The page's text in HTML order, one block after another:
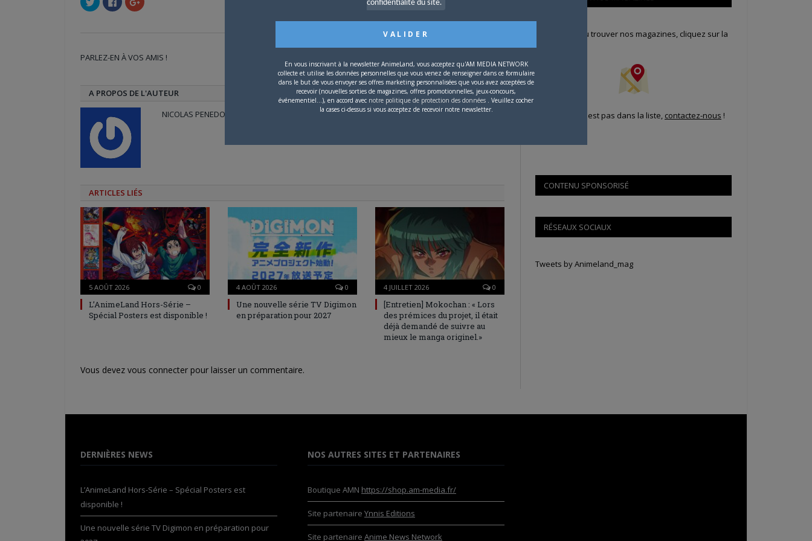
pour
partager
fenêtre)
pour
partager
fenêtre)
pour
nouvelle
PARLEZ-EN À VOS AMIS !
A PROPOS DE L'AUTEUR
NICOLAS PENEDO
ARTICLES LIÉS
5 AOÛT 2026 0
L’AnimeLand Hors-Série –
Spécial Posters est disponible !
4 AOÛT 2026 0
Une nouvelle série TV Digimon
en préparation pour 2027
4 JUILLET 2026 0
[Entretien] Mokochan : « Lors
des prémices du projet, il était
déjà demandé de suivre au
mieux le manga originel.»
Vous devez vous connecter pour laisser un commentaire.
Pour savoir où trouver nos magazines, cliquez sur la
Si votre ville n'est pas dans la liste, contactez-nous !
CONTENU SPONSORISÉ
RÉSEAUX SOCIAUX
Tweets by Animeland_mag
DERNIÈRES NEWS
L’AnimeLand Hors-Série – Spécial Posters est
disponible !
Une nouvelle série TV Digimon en préparation pour
NOS AUTRES SITES ET PARTENAIRES
Boutique AMN https://shop.am-media.fr/
Site partenaire Ynnis Editions
Site partenaire Anime News Network
confidentialité du site.
En vous inscrivant à la newsletter AnimeLand, vous acceptez qu'AM MEDIA NETWORK
collecte et utilise les données personnelles que vous venez de renseigner dans ce formulaire
dans le but de vous envoyer ses offres marketing personnalisées que vous avez acceptées de
recevoir (nouvelles sorties de magazines, offres promotionnelles, jeux-concours,
événementiel...), en accord avec notre politique de protection des données . Veuillez cocher
la cases ci-dessus si vous acceptez de recevoir notre newsletter.